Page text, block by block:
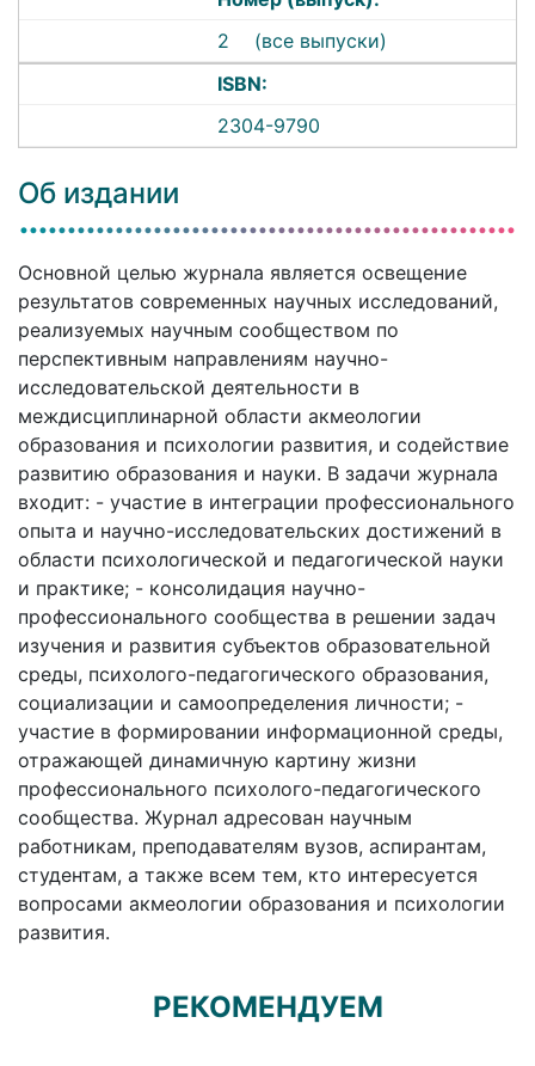
2
(все выпуски)
ISBN:
2304-9790
Об издании
Основной целью журнала является освещение
результатов современных научных исследований,
реализуемых научным сообществом по
перспективным направлениям научно-
исследовательской деятельности в
междисциплинарной области акмеологии
образования и психологии развития, и содействие
развитию образования и науки. В задачи журнала
входит: - участие в интеграции профессионального
опыта и научно-исследовательских достижений в
области психологической и педагогической науки
и практике; - консолидация научно-
профессионального сообщества в решении задач
изучения и развития субъектов образовательной
среды, психолого-педагогического образования,
социализации и самоопределения личности; -
участие в формировании информационной среды,
отражающей динамичную картину жизни
профессионального психолого-педагогического
сообщества. Журнал адресован научным
работникам, преподавателям вузов, аспирантам,
студентам, а также всем тем, кто интересуется
вопросами акмеологии образования и психологии
развития.
РЕКОМЕНДУЕМ